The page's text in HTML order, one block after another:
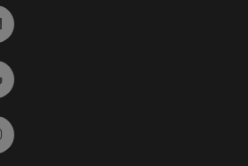
Ir a Linkedin (abre en ventana nueva)
Ir al Blog (abre en ventana nueva)
Ir a Instagram (abre en ventana nueva)